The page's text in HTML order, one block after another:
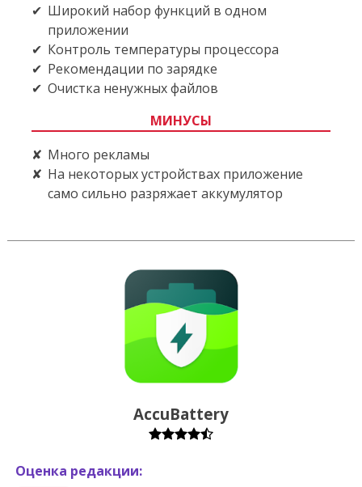
Широкий набор функций в одном
приложении
Контроль температуры процессора
Рекомендации по зарядке
Очистка ненужных файлов
МИНУСЫ
Много рекламы
На некоторых устройствах приложение
само сильно разряжает аккумулятор
AccuBattery
Оценка редакции: